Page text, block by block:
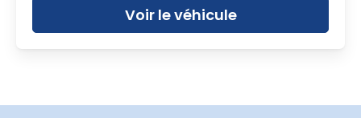
Voir le véhicule